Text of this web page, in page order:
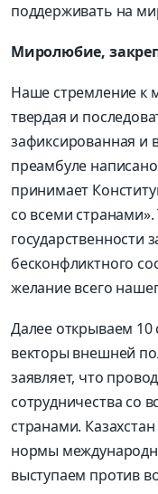
поддерживать на
Миролюбие,
Наше стремление к
твердая и послед
зафиксированная и
преамбуле
принимает
со всеми
государственности
бесконфликтного
желание всего
Далее открываем 10
векторы внешней
заявляет, что
сотрудничества со
странами.
нормы
выступаем против